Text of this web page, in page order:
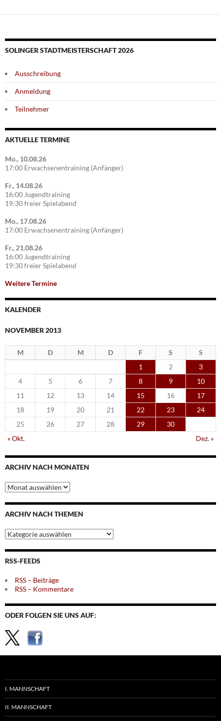
SOLINGER STADTMEISTERSCHAFT 2026
Ausschreibung
Anmeldung
Teilnehmer
AKTUELLE TERMINE
Mo., 10.08.26
17:00 Erwachsenentraining (Anfänger)
Fr., 14.08.26
16:00 Jugendtraining
19:30 freier Spielabend
Mo., 17.08.26
17:00 Erwachsenentraining (Anfänger)
Fr., 21.08.26
16:00 Jugendtraining
19:30 freier Spielabend
Weitere Termine
KALENDER
NOVEMBER 2013
M D M D F S
S
1
2
3
4
5 6 7 8 9
10
11
12 13 14 15 16
17
18
19 20 21 22 23
24
25
26 27 28 29
30
« Okt.
Dez. »
ARCHIV NACH MONATEN
Archiv
nach
Monaten
ARCHIV NACH THEMEN
Archiv
nach
Themen
RSS-FEEDS
RSS – Beiträge
RSS – Kommentare
ODER FOLGEN SIE UNS AUF:
I. MANNSCHAFT
II. MANNSCHAFT